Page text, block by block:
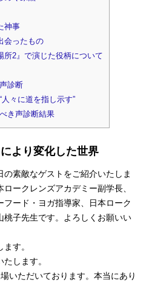
神事
会ったもの
所2』で演じた役柄について
診断
々に道を指し示す”
き声診断結果
より変化した世界
の素敵なゲストをご紹介いたしま
ークレンズアカデミー副学長、
ード・ヨガ指導家、日本ローク
桃子先生です。よろしくお願いい
す。
たします。
いただいております。本当にあり